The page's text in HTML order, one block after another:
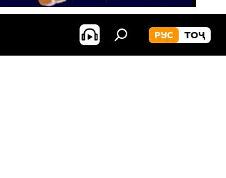
РУС ТОҶ